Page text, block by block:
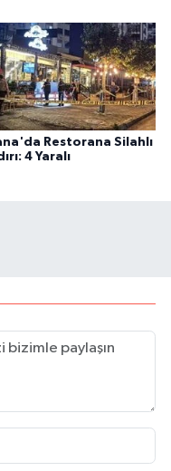
Restorana Silahlı
4 Yaralı